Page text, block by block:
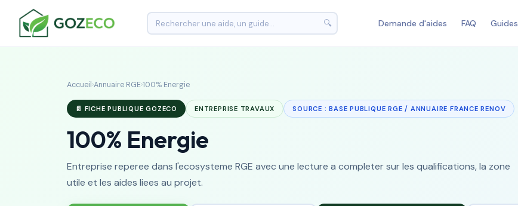
🔍 Demande d'aides FAQ Guides
Accueil ›Annuaire RGE›100% Energie
📄 FICHE PUBLIQUE GOZECO ENTREPRISE TRAVAUX SOURCE : BASE PUBLIQUE RGE / ANNUAIRE FRANCE RENOV
100% Energie
Entreprise reperee dans l'ecosysteme RGE avec une lecture a completer sur les qualifications, la zone
utile et les aides liees au projet.